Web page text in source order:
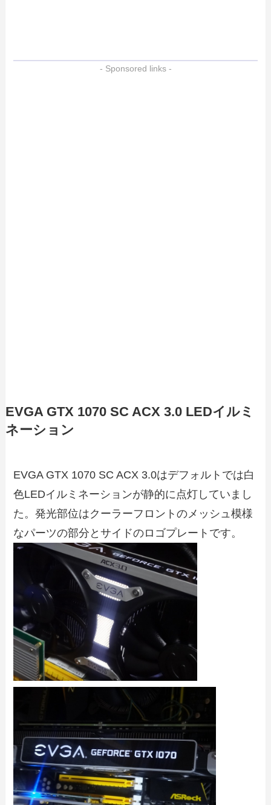
- Sponsored links -
EVGA GTX 1070 SC ACX 3.0 LEDイルミ
ネーション
EVGA GTX 1070 SC ACX 3.0はデフォルトでは白
色LEDイルミネーションが静的に点灯していまし
た。発光部位はクーラーフロントのメッシュ模様
なパーツの部分とサイドのロゴプレートです。